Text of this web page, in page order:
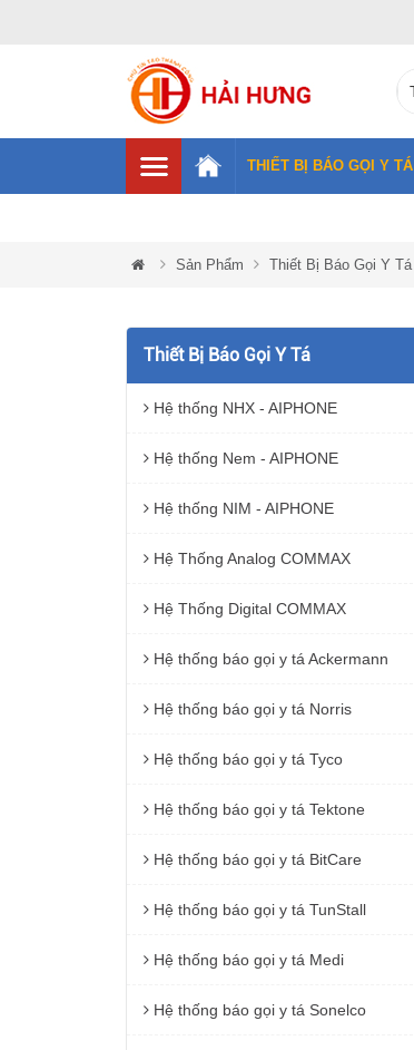
THIẾT BỊ BÁO GỌI Y TÁ
Sản Phẩm Thiết Bị Báo Gọi Y Tá
Thiết Bị Báo Gọi Y Tá
Hệ thống NHX - AIPHONE
Hệ thống Nem - AIPHONE
Hệ thống NIM - AIPHONE
Hệ Thống Analog COMMAX
Hệ Thống Digital COMMAX
Hệ thống báo gọi y tá Ackermann
Hệ thống báo gọi y tá Norris
Hệ thống báo gọi y tá Tyco
Hệ thống báo gọi y tá Tektone
Hệ thống báo gọi y tá BitCare
Hệ thống báo gọi y tá TunStall
Hệ thống báo gọi y tá Medi
Hệ thống báo gọi y tá Sonelco